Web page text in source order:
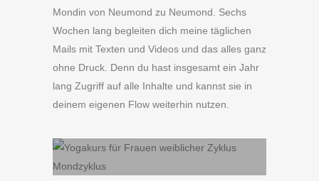
Mondin von Neumond zu Neumond. Sechs
Wochen lang begleiten dich meine täglichen
Mails mit Texten und Videos und das alles ganz
ohne Druck. Denn du hast insgesamt ein Jahr
lang Zugriff auf alle Inhalte und kannst sie in
deinem eigenen Flow weiterhin nutzen.